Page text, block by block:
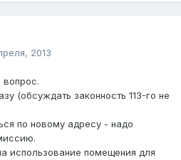
2013
вопрос.
(обсуждать законность 113-го не
по новому адресу - надо
использование помещения для